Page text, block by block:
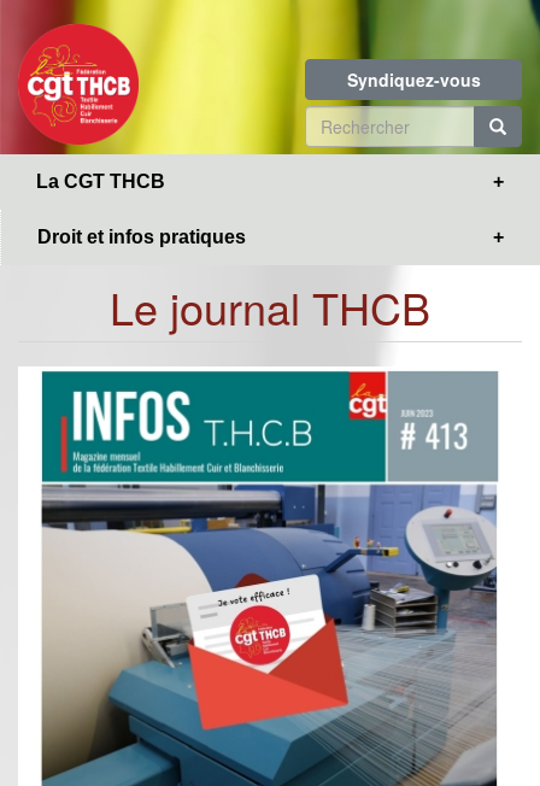
contenu
principal
Syndiquez-vous
Formulaire
de
La CGT THCB
Droit et infos pratiques
Le journal THCB